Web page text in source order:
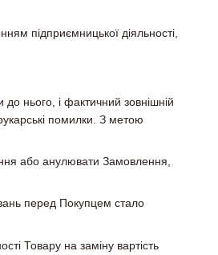
підприємницької діяльності,
нього, і фактичний зовнішній
помилки. З метою
або анулювати Замовлення,
перед Покупцем стало
Товару на заміну вартість